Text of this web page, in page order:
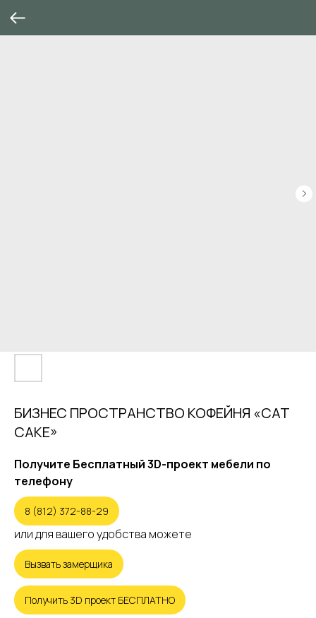
БИЗНЕС ПРОСТРАНСТВО КОФЕЙНЯ «CAT
CAKE»
Получите Бесплатный 3D-проект мебели по
телефону
8 (812) 372-88-29
или для вашего удобства можете
Вызвать замерщика
Получить 3D проект БЕСПЛАТНО